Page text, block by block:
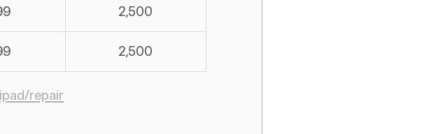
2,500
2,500
repair